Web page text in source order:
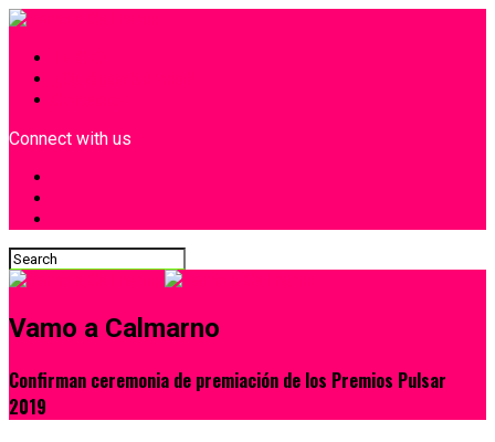
Connect with us
Vamo a Calmarno
Confirman ceremonia de premiación de los Premios Pulsar
2019